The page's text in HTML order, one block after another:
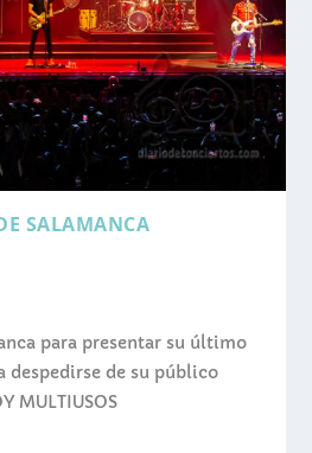
SALAMANCA
para presentar su último
despedirse de su público
MULTIUSOS